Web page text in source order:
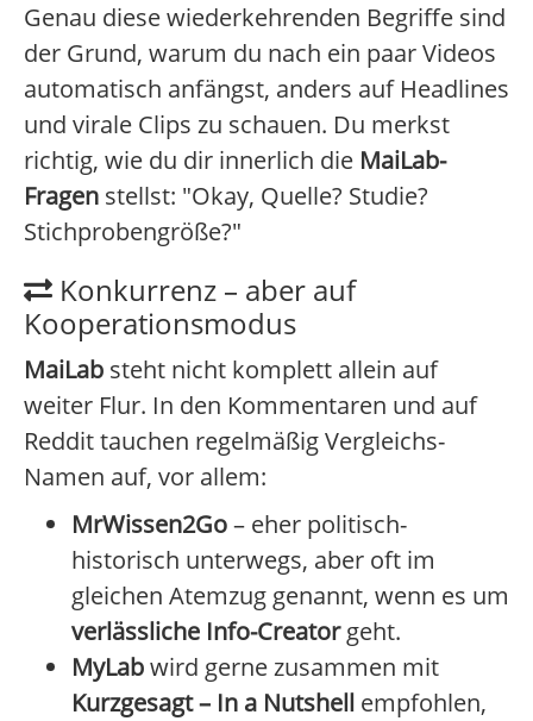
Genau diese wiederkehrenden Begriffe sind
der Grund, warum du nach ein paar Videos
automatisch anfängst, anders auf Headlines
und virale Clips zu schauen. Du merkst
richtig, wie du dir innerlich die MaiLab-
Fragen stellst: "Okay, Quelle? Studie?
Stichprobengröße?"
Konkurrenz – aber auf
Kooperationsmodus
MaiLab steht nicht komplett allein auf
weiter Flur. In den Kommentaren und auf
Reddit tauchen regelmäßig Vergleichs-
Namen auf, vor allem:
MrWissen2Go– eher politisch-
historisch unterwegs, aber oft im
gleichen Atemzug genannt, wenn es um
verlässliche Info-Creatorgeht.
MyLabwird gerne zusammen mit
Kurzgesagt – In a Nutshell empfohlen,